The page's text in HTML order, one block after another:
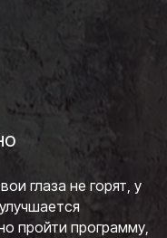
глаза не горят, у
пройти программу,